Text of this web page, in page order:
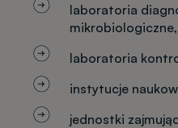
laboratoria
mikrobiologiczne,
laboratoria
instytucje
jednostki